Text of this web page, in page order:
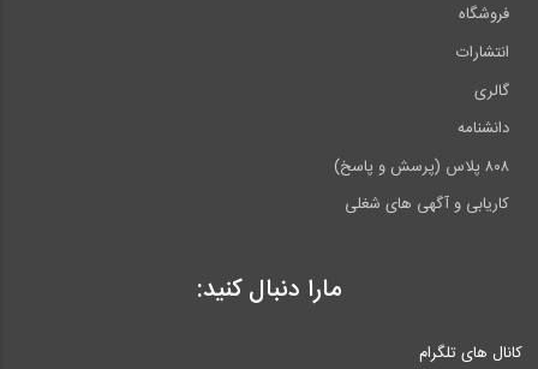
فروشگاه
انتشارات
گالری
دانشنامه
۸۰۸ پلاس (پرسش و پاسخ)
کاریابی و آگهی های شغلی
مارا دنبال کنید:
کانال های تلگرام